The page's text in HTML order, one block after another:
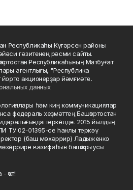
Республикаһы Күгәрсен районы
гәзитенең рәсми сайты.
Республикаһының Матбуғат
агентлығы, "Республика
акционерҙар йәмғиәте.
данных
һәм киң коммуникациялар
федераль хеҙмәттең Башҡортостан
теркәлде. 2015 йылдың
ТУ 02-01395-се һанлы теркәү
(баш мөхәррир) Ладыженко
вазифаһын башҡарыусы
ҡот!